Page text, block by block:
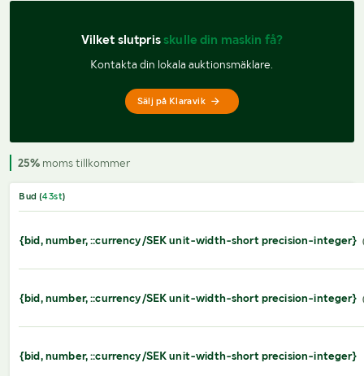
Vilket slutpris skulle din maskin få?
Kontakta din lokala auktionsmäklare.
Sälj på Klaravik
25% moms tillkommer
Bud (43st)
{bid, number, ::currency/SEK unit-width-short precision-integer}
{bid, number, ::currency/SEK unit-width-short precision-integer}
{bid, number, ::currency/SEK unit-width-short precision-integer}